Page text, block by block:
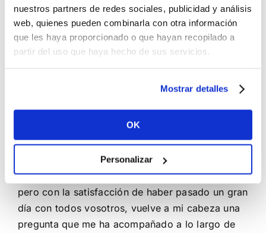
nuestros partners de redes sociales, publicidad y análisis
web, quienes pueden combinarla con otra información
que les haya proporcionado o que hayan recopilado a
partir del uso que haya hecho de sus servicios.
Mostrar detalles
OK
Personalizar
de la noche por carreteras de Segovia y
enseñarnos el llamado «Stelvio segoviano«.
Como en tantas ocasiones he dicho, por fortuna
recorrer carreteras o parajes impresionantes para
Conclusión
Terminando de escribir este post, cansado sí,
pero con la satisfacción de haber pasado un gran
día con todos vosotros, vuelve a mi cabeza una
pregunta que me ha acompañado a lo largo de